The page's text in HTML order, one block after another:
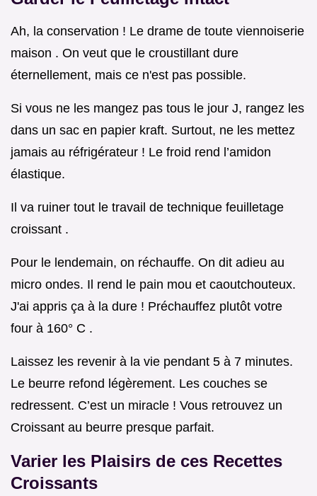
Ah, la conservation ! Le drame de toute viennoiserie
maison . On veut que le croustillant dure
éternellement, mais ce n'est pas possible.
Si vous ne les mangez pas tous le jour J, rangez les
dans un sac en papier kraft. Surtout, ne les mettez
jamais au réfrigérateur ! Le froid rend l’amidon
élastique.
Il va ruiner tout le travail de technique feuilletage
croissant .
Pour le lendemain, on réchauffe. On dit adieu au
micro ondes. Il rend le pain mou et caoutchouteux.
J'ai appris ça à la dure ! Préchauffez plutôt votre
four à 160° C .
Laissez les revenir à la vie pendant 5 à 7 minutes.
Le beurre refond légèrement. Les couches se
redressent. C’est un miracle ! Vous retrouvez un
Croissant au beurre presque parfait.
Varier les Plaisirs de ces Recettes
Croissants